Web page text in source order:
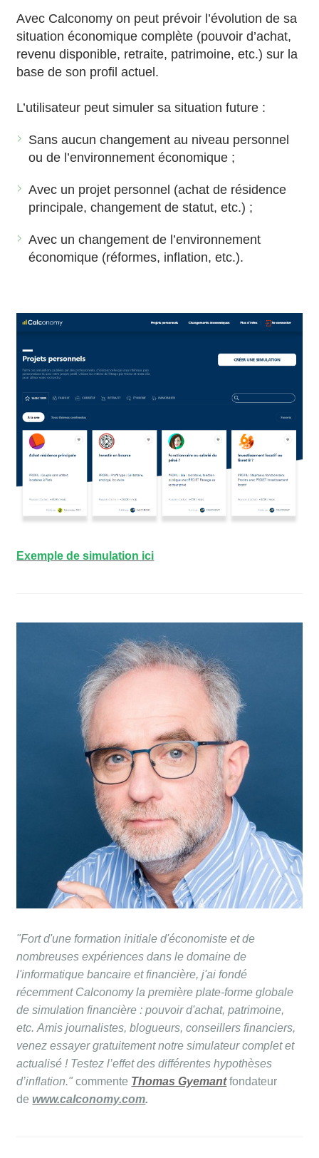
Avec Calconomy on peut prévoir l’évolution de sa
situation économique complète (pouvoir d’achat,
revenu disponible, retraite, patrimoine, etc.) sur la
base de son profil actuel.
L’utilisateur peut simuler sa situation future :
Sans aucun changement au niveau personnel
ou de l’environnement économique ;
Avec un projet personnel (achat de résidence
principale, changement de statut, etc.) ;
Avec un changement de l’environnement
économique (réformes, inflation, etc.).
Exemple de simulation ici
"Fort d'une formation initiale d'économiste et de
nombreuses expériences dans le domaine de
l'informatique bancaire et financière, j'ai fondé
récemment Calconomy la première plate-forme globale
de simulation financière : pouvoir d'achat, patrimoine,
etc. Amis journalistes, blogueurs, conseillers financiers,
venez essayer gratuitement notre simulateur complet et
actualisé ! Testez l’effet des différentes hypothèses
d’inflation."commente Thomas Gyemant fondateur
de www.calconomy.com.